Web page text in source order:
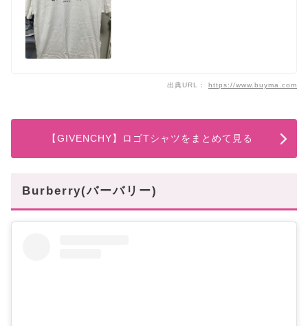
出典URL： https://www.buyma.com
【GIVENCHY】ロゴTシャツをまとめて見る
Burberry(バーバリー)